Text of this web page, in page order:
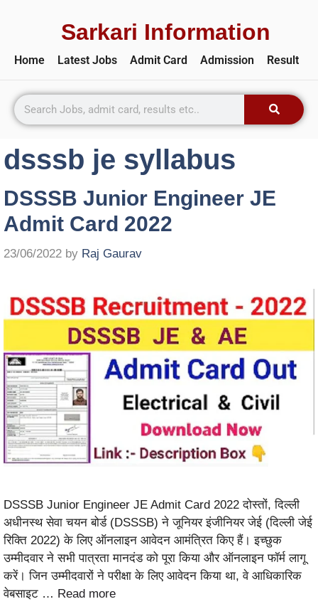
Sarkari Information
Home Latest Jobs Admit Card Admission Result
dsssb je syllabus
DSSSB Junior Engineer JE
Admit Card 2022
23/06/2022 by Raj Gaurav
DSSSB Junior Engineer JE Admit Card 2022 दोस्तों, दिल्ली
अधीनस्थ सेवा चयन बोर्ड (DSSSB) ने जूनियर इंजीनियर जेई (दिल्ली जेई
रिक्ति 2022) के लिए ऑनलाइन आवेदन आमंत्रित किए हैं। इच्छुक
उम्मीदवार ने सभी पात्रता मानदंड को पूरा किया और ऑनलाइन फॉर्म लागू
करें। जिन उम्मीदवारों ने परीक्षा के लिए आवेदन किया था, वे आधिकारिक
वेबसाइट … Read more